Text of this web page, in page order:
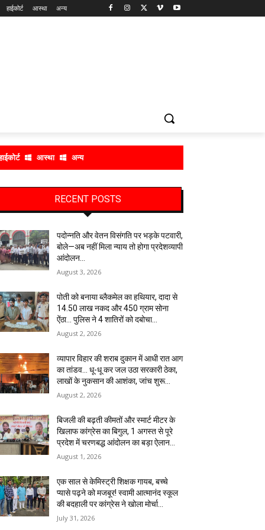
हाईकोर्ट आस्था अन्य
आस्था अन्य
RECENT POSTS
पदोन्नति और वेतन विसंगति पर भड़के पटवारी,
बोले—अब नहीं मिला न्याय तो होगा प्रदेशव्यापी
आंदोलन…
August 3, 2026
पोती को बनाया ब्लैकमेल का हथियार, दादा से
14.50 लाख नकद और 450 ग्राम सोना
ऐंठा… पुलिस ने 4 शातिरों को दबोचा…
August 2, 2026
व्यापार विहार की शराब दुकान में आधी रात आग
का तांडव… धू-धू कर जल उठा सरकारी ठेका,
लाखों के नुकसान की आशंका, जांच शुरू…
August 2, 2026
बिजली की बढ़ती कीमतों और स्मार्ट मीटर के
खिलाफ कांग्रेस का बिगुल, 1 अगस्त से पूरे
प्रदेश में चरणबद्ध आंदोलन का बड़ा ऐलान…
August 1, 2026
एक साल से केमिस्ट्री शिक्षक गायब, बच्चे
प्यासे पढ़ने को मजबूर! स्वामी आत्मानंद स्कूल
की बदहाली पर कांग्रेस ने खोला मोर्चा…
July 31, 2026